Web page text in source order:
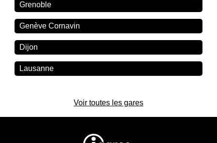
Grenoble
Genève Cornavin
Dijon
Lausanne
Voir toutes les gares